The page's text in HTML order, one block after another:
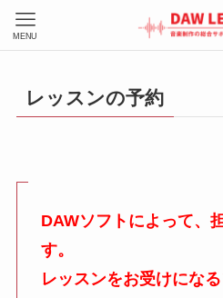
MENU
レッスンの予約
DAWソフトによって、
す。
レッスンをお受けにな